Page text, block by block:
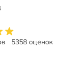
5358 оценок